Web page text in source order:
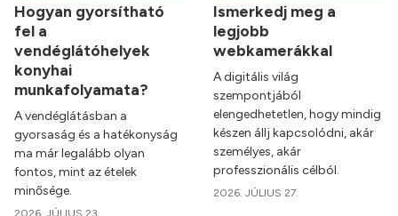
Hogyan gyorsítható
fel a
vendéglátóhelyek
konyhai
munkafolyamata?
A vendéglátásban a
gyorsaság és a hatékonyság
ma már legalább olyan
fontos, mint az ételek
minősége.
2026. JÚLIUS 23.
Ismerkedj meg a
legjobb
webkamerákkal
A digitális világ
szempontjából
elengedhetetlen, hogy mindig
készen állj kapcsolódni, akár
személyes, akár
professzionális célból.
2026. JÚLIUS 27.